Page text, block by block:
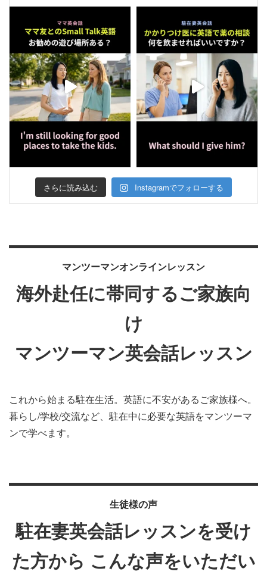
さらに読み込む Instagramでフォローする
マンツーマンオンラインレッスン
海外赴任に帯同するご家族向
け
マンツーマン英会話レッスン
これから始まる駐在生活。英語に不安があるご家族様へ。
暮らし/学校/交流など、駐在中に必要な英語をマンツーマ
ンで学べます。
生徒様の声
駐在妻英会話レッスンを受け
た方から こんな声をいただい